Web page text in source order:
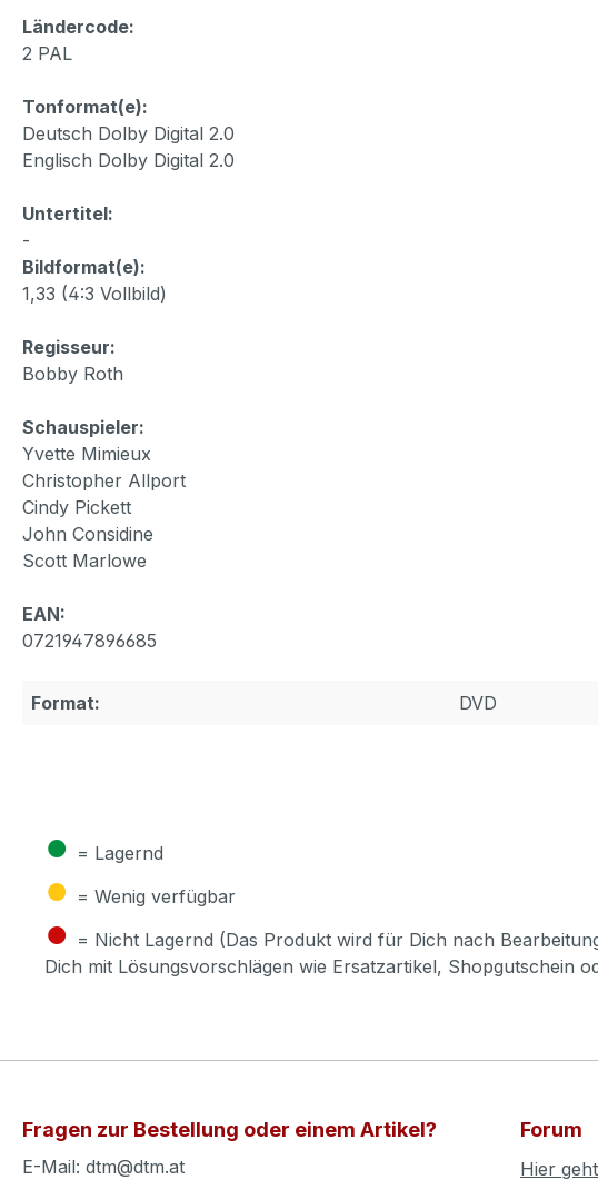
Ländercode:
2 PAL
Tonformat(e):
Deutsch Dolby Digital 2.0
Englisch Dolby Digital 2.0
Untertitel:
-
Bildformat(e):
1,33 (4:3 Vollbild)
Regisseur:
Bobby Roth
Schauspieler:
Yvette Mimieux
Christopher Allport
Cindy Pickett
John Considine
Scott Marlowe
EAN:
0721947896685
Format: DVD
● = Lagernd
● = Wenig verfügbar
● = Nicht Lagernd (Das Produkt wird für Dich nach
Dich mit Lösungsvorschlägen wie Ersatzartikel, Shopgutschein
Fragen zur Bestellung oder einem Artikel?
E-Mail: dtm@dtm.at
Forum
Hier